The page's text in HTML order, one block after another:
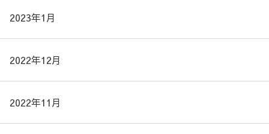
2023年1月
2022年12月
2022年11月